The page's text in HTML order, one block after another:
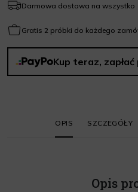
Darmowa dostawa na wszystko
Gratis 2 próbki do każdego
Kup teraz,
OPIS SZCZEGÓŁY
Opis